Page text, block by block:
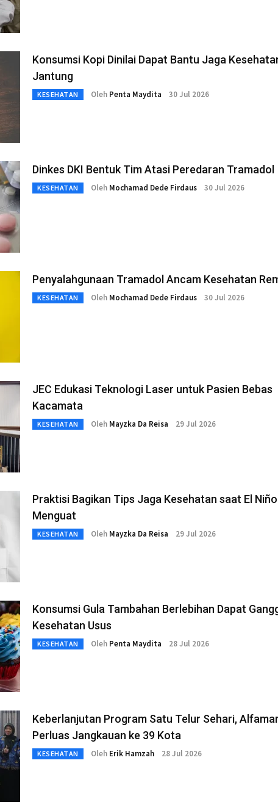
Konsumsi Kopi Dinilai Dapat Bantu Jaga
Jantung
KESEHATAN Oleh Penta Maydita 30 Jul 2026
Dinkes DKI Bentuk Tim Atasi Peredaran Tramadol
KESEHATAN Oleh Mochamad Dede Firdaus 30 Jul 2026
Penyalahgunaan Tramadol Ancam Kesehatan
KESEHATAN Oleh Mochamad Dede Firdaus 30 Jul 2026
JEC Edukasi Teknologi Laser untuk Pasien Bebas
Kacamata
KESEHATAN Oleh Mayzka Da Reisa 29 Jul 2026
Praktisi Bagikan Tips Jaga Kesehatan saat El Niño
Menguat
KESEHATAN Oleh Mayzka Da Reisa 29 Jul 2026
Konsumsi Gula Tambahan Berlebihan Dapat
Kesehatan Usus
KESEHATAN Oleh Penta Maydita 28 Jul 2026
Keberlanjutan Program Satu Telur Sehari,
Perluas Jangkauan ke 39 Kota
KESEHATAN Oleh Erik Hamzah 28 Jul 2026